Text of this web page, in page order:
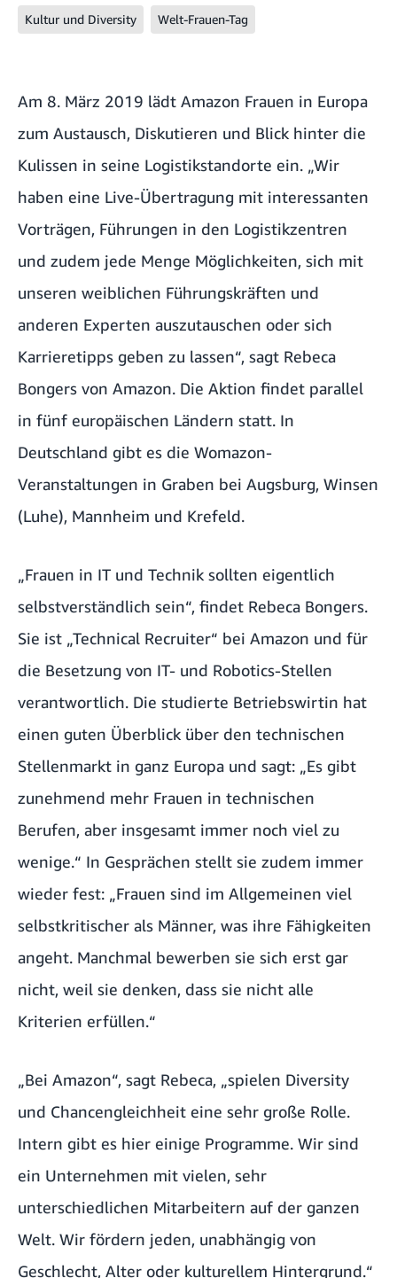
Kultur und Diversity Welt-Frauen-Tag
Am 8. März 2019 lädt Amazon Frauen in Europa
zum Austausch, Diskutieren und Blick hinter die
Kulissen in seine Logistikstandorte ein. „Wir
haben eine Live-Übertragung mit interessanten
Vorträgen, Führungen in den Logistikzentren
und zudem jede Menge Möglichkeiten, sich mit
unseren weiblichen Führungskräften und
anderen Experten auszutauschen oder sich
Karrieretipps geben zu lassen“, sagt Rebeca
Bongers von Amazon. Die Aktion findet parallel
in fünf europäischen Ländern statt. In
Deutschland gibt es die Womazon-
Veranstaltungen in Graben bei Augsburg, Winsen
(Luhe), Mannheim und Krefeld.
„Frauen in IT und Technik sollten eigentlich
selbstverständlich sein“, findet Rebeca Bongers.
Sie ist „Technical Recruiter“ bei Amazon und für
die Besetzung von IT- und Robotics-Stellen
verantwortlich. Die studierte Betriebswirtin hat
einen guten Überblick über den technischen
Stellenmarkt in ganz Europa und sagt: „Es gibt
zunehmend mehr Frauen in technischen
Berufen, aber insgesamt immer noch viel zu
wenige.“ In Gesprächen stellt sie zudem immer
wieder fest: „Frauen sind im Allgemeinen viel
selbstkritischer als Männer, was ihre Fähigkeiten
angeht. Manchmal bewerben sie sich erst gar
nicht, weil sie denken, dass sie nicht alle
Kriterien erfüllen.“
„Bei Amazon“, sagt Rebeca, „spielen Diversity
und Chancengleichheit eine sehr große Rolle.
Intern gibt es hier einige Programme. Wir sind
ein Unternehmen mit vielen, sehr
unterschiedlichen Mitarbeitern auf der ganzen
Welt. Wir fördern jeden, unabhängig von
Geschlecht, Alter oder kulturellem Hintergrund.“